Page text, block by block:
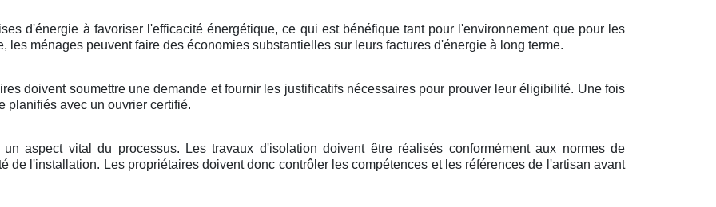
d'énergie à favoriser l'efficacité énergétique, ce qui est bénéfique tant pour l'environnement que pour les
les ménages peuvent faire des économies substantielles sur leurs factures d'énergie à long terme.
doivent soumettre une demande et fournir les justificatifs nécessaires pour prouver leur éligibilité. Une fois
planifiés avec un ouvrier certifié.
aspect vital du processus. Les travaux d'isolation doivent être réalisés conformément aux normes de
de l'installation. Les propriétaires doivent donc contrôler les compétences et les références de l'artisan avant